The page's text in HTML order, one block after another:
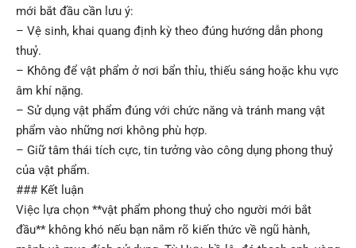
mới bắt đầu cần lưu ý:
– Vệ sinh, khai quang định kỳ theo đúng hướng dẫn phong
thuỷ.
– Không để vật phẩm ở nơi bẩn thỉu, thiếu sáng hoặc khu vực
âm khí nặng.
– Sử dụng vật phẩm đúng với chức năng và tránh mang vật
phẩm vào những nơi không phù hợp.
– Giữ tâm thái tích cực, tin tưởng vào công dụng phong thuỷ
của vật phẩm.
### Kết luận
Việc lựa chọn **vật phẩm phong thuỷ cho người mới bắt
đầu** không khó nếu bạn nắm rõ kiến thức về ngũ hành,